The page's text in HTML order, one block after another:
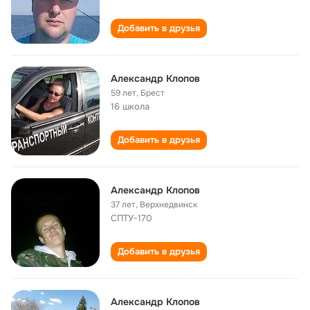
Добавить в друзья
Александр Клопов
59 лет, Брест
16 школа
Добавить в друзья
Александр Клопов
37 лет, Верхнедвинск
СПТУ-170
Добавить в друзья
Александр Клопов